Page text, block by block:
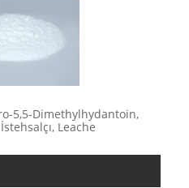
5,5-Dimethylhydantoin,
Leache